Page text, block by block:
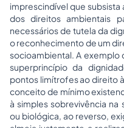
imprescindível que
dos direitos ambientais
necessários de tutela da
o reconhecimento de um
socioambiental. A
superprincípio da
pontos limítrofes ao direito
conceito de mínimo
à simples sobrevivência na
ou biológica, ao reverso,